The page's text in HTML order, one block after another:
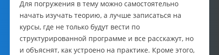
Для погружения в тему можно самостоятельно
начать изучать теорию, а лучше записаться на
курсы, где не только будут вести по
структурированной программе и все расскажут, но
и объяснят, как устроено на практике. Кроме этого,